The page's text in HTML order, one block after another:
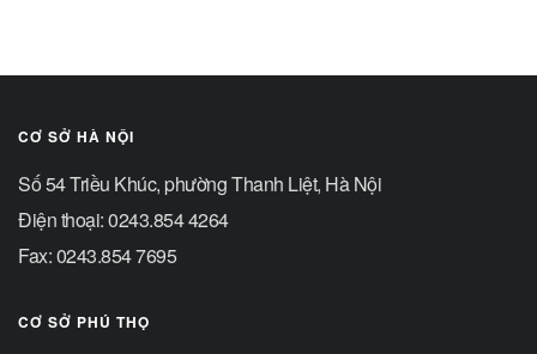
CƠ SỞ HÀ NỘI
Số 54 Triều Khúc, phường Thanh Liệt, Hà Nội
Điện thoại: 0243.854 4264
Fax: 0243.854 7695
CƠ SỞ PHÚ THỌ